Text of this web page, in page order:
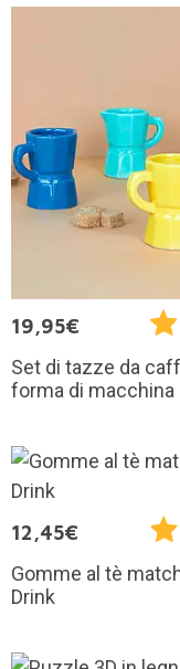
19,95€
Set di tazze da
forma di macchina
12,45€
Gomme al tè
Drink